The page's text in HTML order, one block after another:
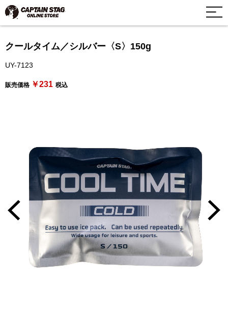
クールタイム／シルバー〈S〉150g
UY-7123
販売価格 ￥231 税込